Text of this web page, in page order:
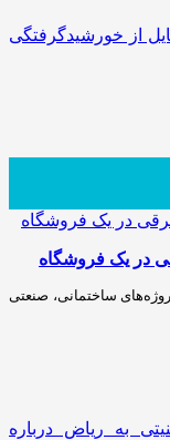
در یک فروشگاه
ساختمانی، صنعتی